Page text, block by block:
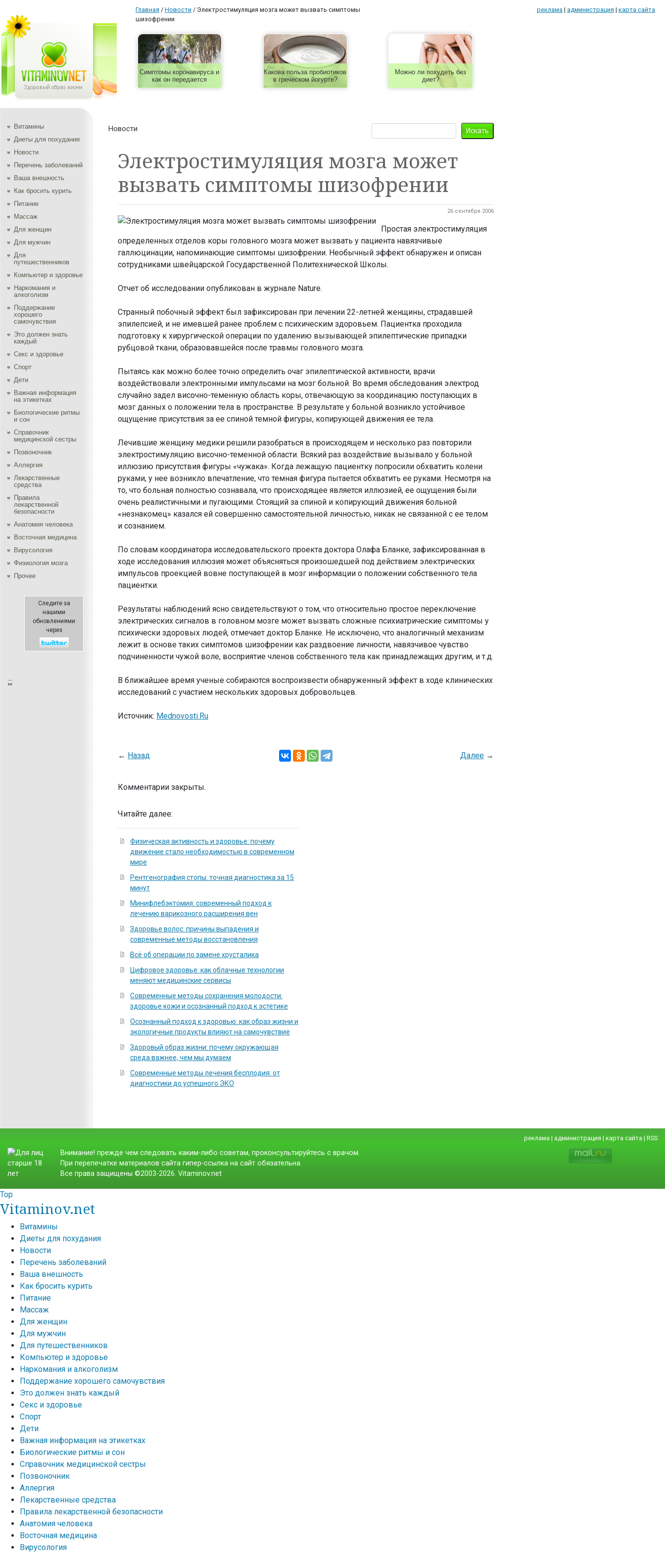
Главная / Новости / Электростимуляция мозга может вызвать симптомы
шизофрении
реклама | администрация | карта сайта
Симптомы коронавируса и
как он передается
Какова польза пробиотиков
в греческом йогурте?
Можно ли похудеть без
диет?
Витамины
Диеты для похудания
Новости
Перечень заболеваний
Ваша внешность
Как бросить курить
Питание
Массаж
Для женщин
Для мужчин
Для
путешественников
Компьютер и здоровье
Наркомания и
алкоголизм
Поддержание
хорошего
самочувствия
Это должен знать
каждый
Секс и здоровье
Спорт
Дети
Важная информация
на этикетках
Биологические ритмы
и сон
Справочник
медицинской сестры
Позвоночник
Аллергия
Лекарственные
средства
Правила
лекарственной
безопасности
Aнатомия человека
Восточная медицина
Вирусология
Физиология мозга
Прочее
Следите за
нашими
обновлениями
через
;;;
Новости
Электростимуляция мозга может
вызвать симптомы шизофрении
26 сентября 2006
Простая электростимуляция
определенных отделов коры головного мозга может вызвать у пациента навязчивые
галлюцинации, напоминающие симптомы шизофрении. Необычный эффект обнаружен и описан
сотрудниками швейцарской Государственной Политехнической Школы.
Отчет об исследовании опубликован в журнале Nature.
Странный побочный эффект был зафиксирован при лечении 22-летней женщины, страдавшей
эпилепсией, и не имевшей ранее проблем с психическим здоровьем. Пациентка проходила
подготовку к хирургической операции по удалению вызывающей эпилептические припадки
рубцовой ткани, образовавшейся после травмы головного мозга.
Пытаясь как можно более точно определить очаг эпилептической активности, врачи
воздействовали электронными импульсами на мозг больной. Во время обследования электрод
случайно задел височно-теменную область коры, отвечающую за координацию поступающих в
мозг данных о положении тела в пространстве. В результате у больной возникло устойчивое
ощущение присутствия за ее спиной темной фигуры, копирующей движения ее тела.
Лечившие женщину медики решили разобраться в происходящем и несколько раз повторили
электростимуляцию височно-теменной области. Всякий раз воздействие вызывало у больной
иллюзию присутствия фигуры «чужака». Когда лежащую пациентку попросили обхватить колени
руками, у нее возникло впечатление, что темная фигура пытается обхватить ее руками. Несмотря на
то, что больная полностью сознавала, что происходящее является иллюзией, ее ощущения были
очень реалистичными и пугающими. Стоящий за спиной и копирующий движения больной
«незнакомец» казался ей совершенно самостоятельной личностью, никак не связанной с ее телом
и сознанием.
По словам координатора исследовательского проекта доктора Олафа Бланке, зафиксированная в
ходе исследования иллюзия может объясняться произошедшей под действием электрических
импульсов проекцией вовне поступающей в мозг информации о положении собственного тела
пациентки.
Результаты наблюдений ясно свидетельствуют о том, что относительно простое переключение
электрических сигналов в головном мозге может вызвать сложные психиатрические симптомы у
психически здоровых людей, отмечает доктор Бланке. Не исключено, что аналогичный механизм
лежит в основе таких симптомов шизофрении как раздвоение личности, навязчивое чувство
подчиненности чужой воле, восприятие членов собственного тела как принадлежащих другим, и т.д.
В ближайшее время ученые собираются воспроизвести обнаруженный эффект в ходе клинических
исследований с участием нескольких здоровых добровольцев.
Источник: Mednovosti.Ru
← Назад Далее→
Комментарии закрыты.
Читайте далее:
Физическая активность и здоровье: почему
движение стало необходимостью в современном
мире
Рентгенография стопы: точная диагностика за 15
минут
Минифлебэктомия: современный подход к
лечению варикозного расширения вен
Здоровье волос: причины выпадения и
современные методы восстановления
Всё об операции по замене хрусталика
Цифровое здоровье: как облачные технологии
меняют медицинские сервисы
Современные методы сохранения молодости:
здоровье кожи и осознанный подход к эстетике
Осознанный подход к здоровью: как образ жизни и
экологичные продукты влияют на самочувствие
Здоровый образ жизни: почему окружающая
среда важнее, чем мы думаем
Современные методы лечения бесплодия: от
диагностики до успешного ЭКО
реклама | администрация | карта сайта | RSS
Внимание! прежде чем следовать каким-либо советам, проконсультируйтесь с врачом.
При перепечатке материалов сайта гипер-ссылка на сайт обязательна.
Все права защищены ©2003-2026. Vitaminov.net
Top
Vitaminov.net
Витамины
Диеты для похудания
Новости
Перечень заболеваний
Ваша внешность
Как бросить курить
Питание
Массаж
Для женщин
Для мужчин
Для путешественников
Компьютер и здоровье
Наркомания и алкоголизм
Поддержание хорошего самочувствия
Это должен знать каждый
Секс и здоровье
Спорт
Дети
Важная информация на этикетках
Биологические ритмы и сон
Справочник медицинской сестры
Позвоночник
Аллергия
Лекарственные средства
Правила лекарственной безопасности
Aнатомия человека
Восточная медицина
Вирусология